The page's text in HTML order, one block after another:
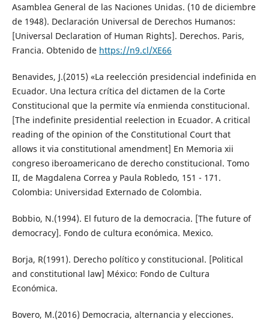
Asamblea General de las Naciones Unidas. (10 de diciembre
de 1948). Declaración Universal de Derechos Humanos:
[Universal Declaration of Human Rights]. Derechos. Paris,
Francia. Obtenido de https://n9.cl/XE66
Benavides, J.(2015) «La reelección presidencial indefinida en
Ecuador. Una lectura crítica del dictamen de la Corte
Constitucional que la permite vía enmienda constitucional.
[The indefinite presidential reelection in Ecuador. A critical
reading of the opinion of the Constitutional Court that
allows it via constitutional amendment] En Memoria xii
congreso iberoamericano de derecho constitucional. Tomo
II, de Magdalena Correa y Paula Robledo, 151 - 171.
Colombia: Universidad Externado de Colombia.
Bobbio, N.(1994). El futuro de la democracia. [The future of
democracy]. Fondo de cultura económica. Mexico.
Borja, R(1991). Derecho político y constitucional. [Political
and constitutional law] México: Fondo de Cultura
Económica.
Bovero, M.(2016) Democracia, alternancia y elecciones.